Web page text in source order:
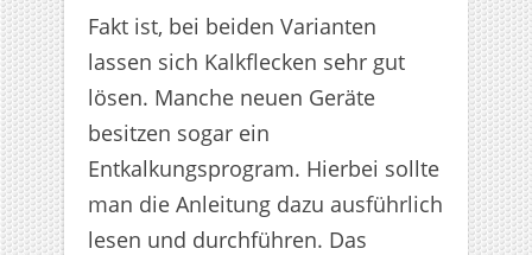
Fakt ist, bei beiden Varianten
lassen sich Kalkflecken sehr gut
lösen. Manche neuen Geräte
besitzen sogar ein
Entkalkungsprogram. Hierbei sollte
man die Anleitung dazu ausführlich
lesen und durchführen. Das